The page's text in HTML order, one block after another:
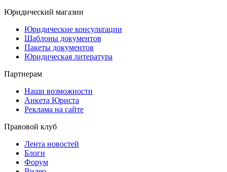
Юридический магазин
Юридические консультации
Шаблоны документов
Пакеты документов
Юридическая литература
Партнерам
Наши возможности
Анкета Юриста
Реклама на сайте
Правовой клуб
Лента новостей
Блоги
Форум